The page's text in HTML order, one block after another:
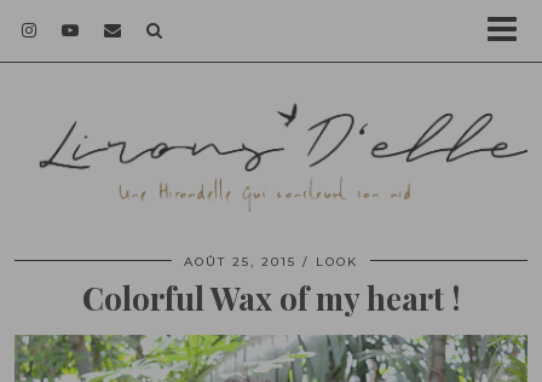
AOÛT 25, 2015 LOOK
Colorful Wax of my heart !